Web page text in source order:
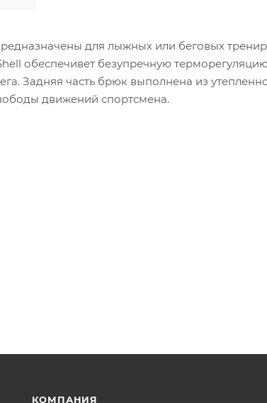
для лыжных или беговых
обеспечивет безупречную
Задняя часть брюк выполнена из
движений спортсмена.
КОМПАНИЯ